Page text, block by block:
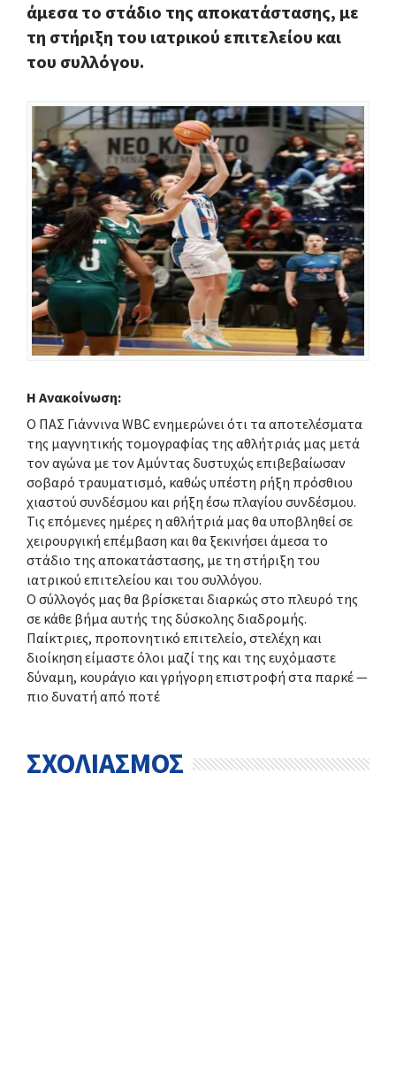
άμεσα το στάδιο της αποκατάστασης, με
τη στήριξη του ιατρικού επιτελείου και
του συλλόγου.
Η Ανακοίνωση:
Ο ΠΑΣ Γιάννινα WBC ενημερώνει ότι τα αποτελέσματα
της μαγνητικής τομογραφίας της αθλήτριάς μας μετά
τον αγώνα με τον Αμύντας δυστυχώς επιβεβαίωσαν
σοβαρό τραυματισμό, καθώς υπέστη ρήξη πρόσθιου
χιαστού συνδέσμου και ρήξη έσω πλαγίου συνδέσμου.
Τις επόμενες ημέρες η αθλήτριά μας θα υποβληθεί σε
χειρουργική επέμβαση και θα ξεκινήσει άμεσα το
στάδιο της αποκατάστασης, με τη στήριξη του
ιατρικού επιτελείου και του συλλόγου.
Ο σύλλογός μας θα βρίσκεται διαρκώς στο πλευρό της
σε κάθε βήμα αυτής της δύσκολης διαδρομής.
Παίκτριες, προπονητικό επιτελείο, στελέχη και
διοίκηση είμαστε όλοι μαζί της και της ευχόμαστε
δύναμη, κουράγιο και γρήγορη επιστροφή στα παρκέ —
πιο δυνατή από ποτέ
ΣΧΟΛΙΑΣΜΟΣ